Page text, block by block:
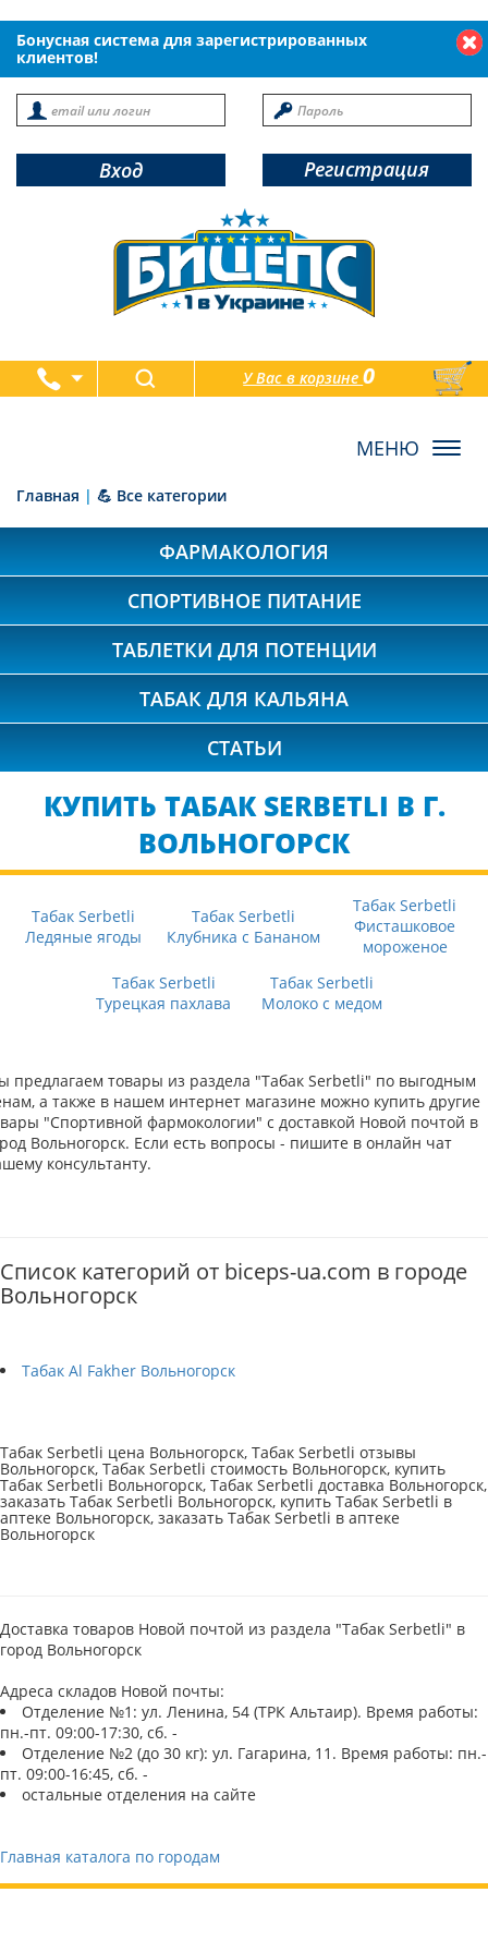
Бонусная система для зарегистрированных
клиентов!
Вход Регистрация
У Вас в корзине0
товаров
Главная | 💪 Все категории
ФАРМАКОЛОГИЯ
СПОРТИВНОЕ ПИТАНИЕ
ТАБЛЕТКИ ДЛЯ ПОТЕНЦИИ
ТАБАК ДЛЯ КАЛЬЯНА
СТАТЬИ
КУПИТЬ ТАБАК SERBETLI В Г.
ВОЛЬНОГОРСК
Табак Serbetli
Ледяные ягоды
Табак Serbetli
Клубника с Бананом
Табак Serbetli
Фисташковое
мороженое
Табак Serbetli
Турецкая пахлава
Табак Serbetli
Молоко с медом
предлагаем товары из раздела "Табак Serbetli" по выгодным
а также в нашем интернет магазине можно купить другие
"Спортивной фармокологии" с доставкой Новой почтой в
Вольногорск. Если есть вопросы - пишите в онлайн чат
консультанту.
Список категорий от biceps-ua.com в городе
Вольногорск
Табак Al Fakher Вольногорск
Табак Serbetli цена Вольногорск, Табак Serbetli отзывы
Вольногорск, Табак Serbetli стоимость Вольногорск, купить
Табак Serbetli Вольногорск, Табак Serbetli доставка Вольногорск,
заказать Табак Serbetli Вольногорск, купить Табак Serbetli в
аптеке Вольногорск, заказать Табак Serbetli в аптеке
Вольногорск
Доставка товаров Новой почтой из раздела "Табак Serbetli" в
город Вольногорск
Адреса складов Новой почты:
Отделение №1: ул. Ленина, 54 (ТРК Альтаир). Время работы:
пн.-пт. 09:00-17:30, сб. -
Отделение №2 (до 30 кг): ул. Гагарина, 11. Время работы: пн.-
пт. 09:00-16:45, сб. -
остальные отделения на сайте
Главная каталога по городам